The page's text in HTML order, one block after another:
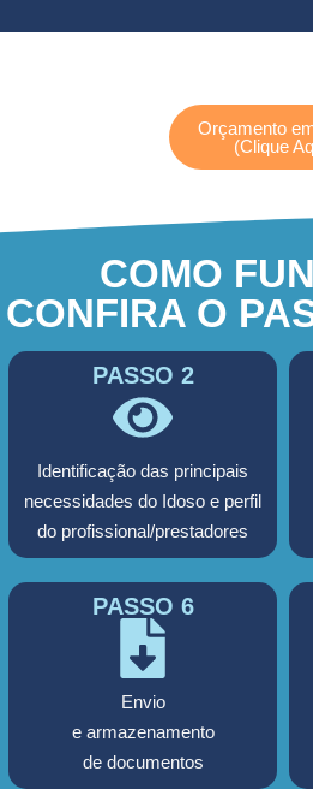
Orçamento
(Clique
COMO
CONFIRA O
PASSO 2
Identificação das principais
necessidades do Idoso e perfil
do profissional/prestadores
PASSO 6
Envio
e armazenamento
de documentos